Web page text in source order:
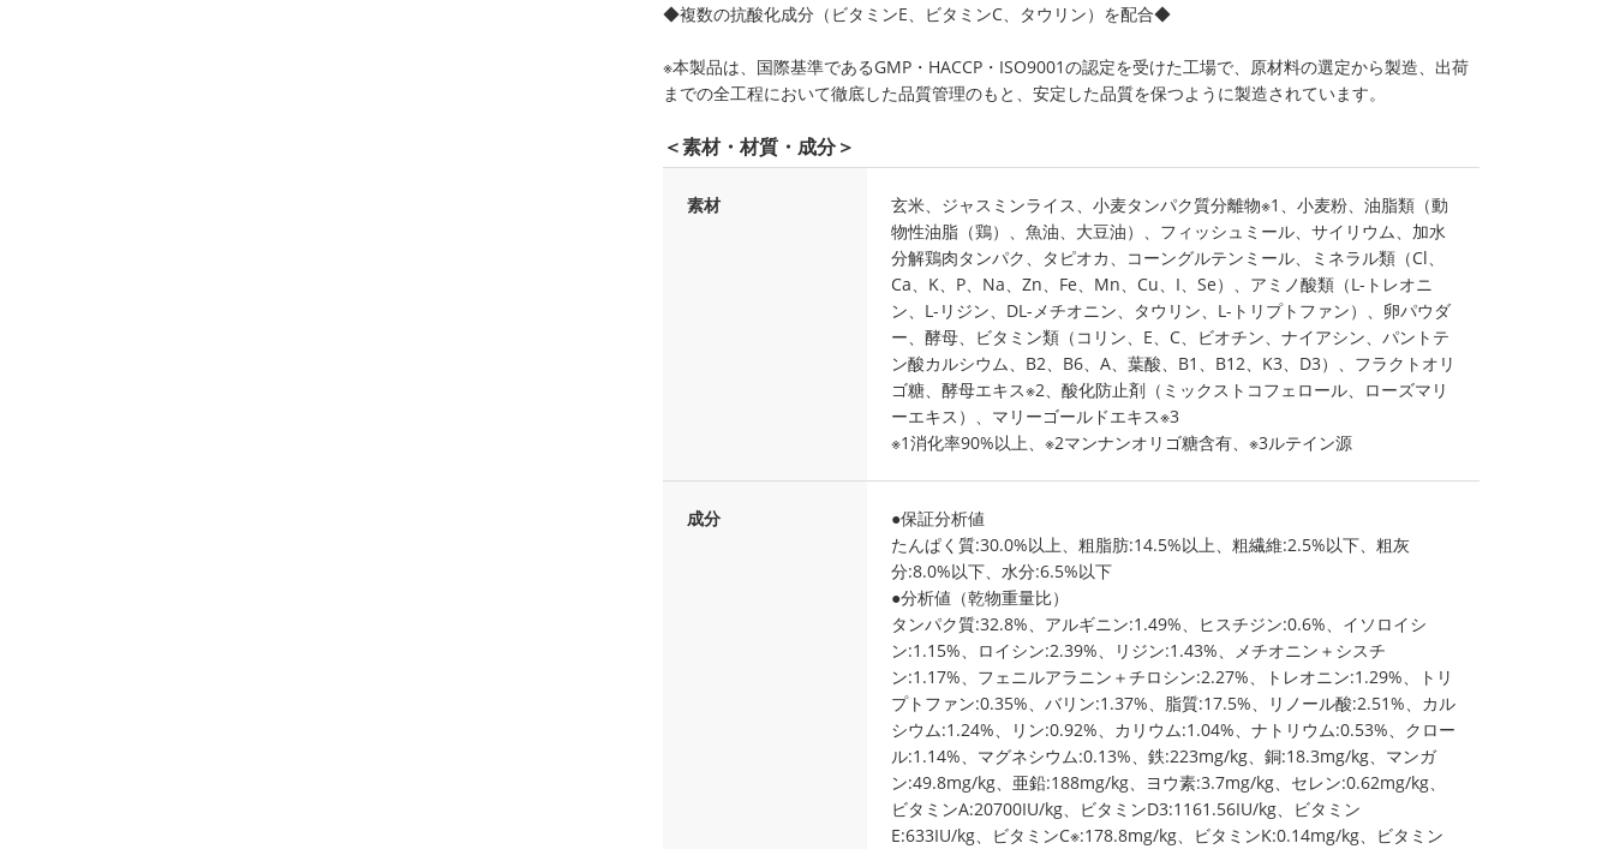
◆複数の抗酸化成分（ビタミンE、ビタミンC、タウリン）を配合◆
※本製品は、国際基準であるGMP・HACCP・ISO9001の認定を受けた工場で、原材料の選定から製造、出荷
までの全工程において徹底した品質管理のもと、安定した品質を保つように製造されています。
＜素材・材質・成分＞
素材
玄米、ジャスミンライス、小麦タンパク質分離物※1、小麦粉、油脂類（動
物性油脂（鶏）、魚油、大豆油）、フィッシュミール、サイリウム、加水
分解鶏肉タンパク、タピオカ、コーングルテンミール、ミネラル類（Cl、
Ca、K、P、Na、Zn、Fe、Mn、Cu、I、Se）、アミノ酸類（L-トレオニ
ン、L-リジン、DL-メチオニン、タウリン、L-トリプトファン）、卵パウダ
ー、酵母、ビタミン類（コリン、E、C、ビオチン、ナイアシン、パントテ
ン酸カルシウム、B2、B6、A、葉酸、B1、B12、K3、D3）、フラクトオリ
ゴ糖、酵母エキス※2、酸化防止剤（ミックストコフェロール、ローズマリ
ーエキス）、マリーゴールドエキス※3
※1消化率90%以上、※2マンナンオリゴ糖含有、※3ルテイン源
成分
●保証分析値
たんぱく質:30.0%以上、粗脂肪:14.5%以上、粗繊維:2.5%以下、粗灰
分:8.0%以下、水分:6.5%以下
●分析値（乾物重量比）
タンパク質:32.8%、アルギニン:1.49%、ヒスチジン:0.6%、イソロイシ
ン:1.15%、ロイシン:2.39%、リジン:1.43%、メチオニン＋シスチ
ン:1.17%、フェニルアラニン＋チロシン:2.27%、トレオニン:1.29%、トリ
プトファン:0.35%、バリン:1.37%、脂質:17.5%、リノール酸:2.51%、カル
シウム:1.24%、リン:0.92%、カリウム:1.04%、ナトリウム:0.53%、クロー
ル:1.14%、マグネシウム:0.13%、鉄:223mg/kg、銅:18.3mg/kg、マンガ
ン:49.8mg/kg、亜鉛:188mg/kg、ヨウ素:3.7mg/kg、セレン:0.62mg/kg、
ビタミンA:20700IU/kg、ビタミンD3:1161.56IU/kg、ビタミン
E:633IU/kg、ビタミンC※:178.8mg/kg、ビタミンK:0.14mg/kg、ビタミン